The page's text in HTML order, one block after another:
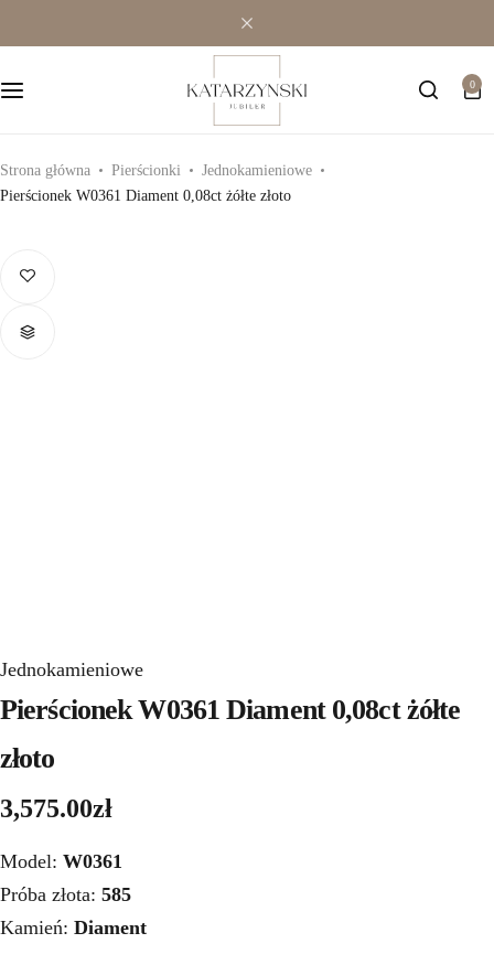
0
Strona główna Pierścionki
Jednokamieniowe
Pierścionek W0361 Diament 0,08ct żółte złoto
Jednokamieniowe
Pierścionek W0361 Diament 0,08ct żółte
złoto
3,575.00zł
Model: W0361
Próba złota: 585
Kamień: Diament
Modowe
Pozostała biżuteria
Zawieszki